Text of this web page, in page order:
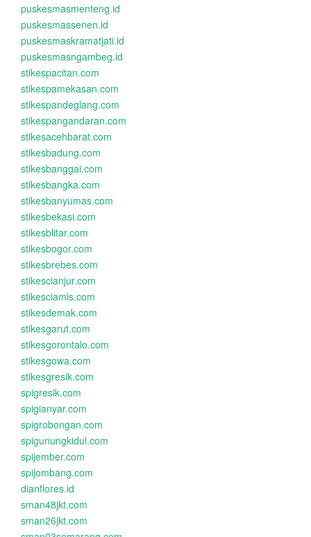
puskesmasmenteng.id
puskesmassenen.id
puskesmaskramatjati.id
puskesmasngambeg.id
stikespacitan.com
stikespamekasan.com
stikespandeglang.com
stikespangandaran.com
stikesacehbarat.com
stikesbadung.com
stikesbanggai.com
stikesbangka.com
stikesbanyumas.com
stikesbekasi.com
stikesblitar.com
stikesbogor.com
stikesbrebes.com
stikescianjur.com
stikesciamis.com
stikesdemak.com
stikesgarut.com
stikesgorontalo.com
stikesgowa.com
stikesgresik.com
spigresik.com
spigianyar.com
spigrobongan.com
spigunungkidul.com
spijember.com
spijombang.com
dianflores.id
sman48jkt.com
sman26jkt.com